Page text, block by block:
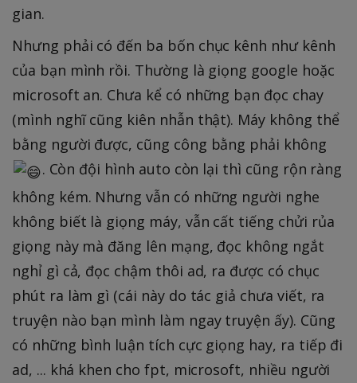
gian.
Nhưng phải có đến ba bốn chục kênh như kênh
của bạn mình rồi. Thường là giọng google hoặc
microsoft an. Chưa kể có những bạn đọc chay
(mình nghĩ cũng kiên nhẫn thật). Máy không thể
bằng người được, cũng công bằng phải không
. Còn đội hình auto còn lại thì cũng rộn ràng
không kém. Nhưng vẫn có những người nghe
không biết là giọng máy, vẫn cất tiếng chửi rủa
giọng này mà đăng lên mạng, đọc không ngắt
nghỉ gì cả, đọc chậm thôi ad, ra được có chục
phút ra làm gì (cái này do tác giả chưa viết, ra
truyện nào bạn mình làm ngay truyện ấy). Cũng
có những bình luận tích cực giọng hay, ra tiếp đi
ad, ... khá khen cho fpt, microsoft, nhiều người